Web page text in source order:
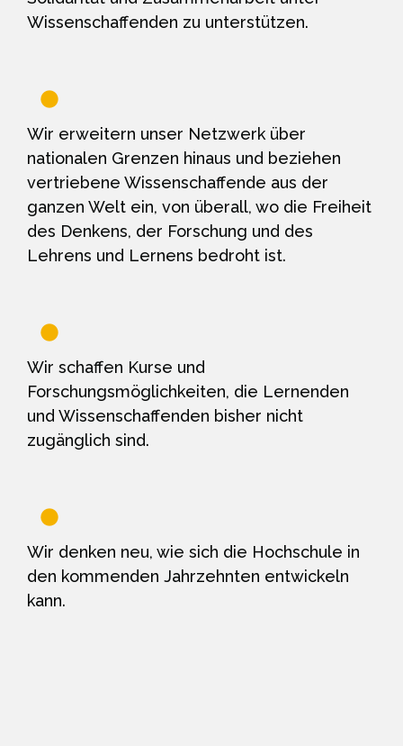
Wissenschaffenden zu unterstützen.
Wir erweitern unser Netzwerk über
nationalen Grenzen hinaus und beziehen
vertriebene Wissenschaffende aus der
ganzen Welt ein, von überall, wo die Freiheit
des Denkens, der Forschung und des
Lehrens und Lernens bedroht ist.
Wir schaffen Kurse und
Forschungsmöglichkeiten, die Lernenden
und Wissenschaffenden bisher nicht
zugänglich sind.
Wir denken neu, wie sich die Hochschule in
den kommenden Jahrzehnten entwickeln
kann.